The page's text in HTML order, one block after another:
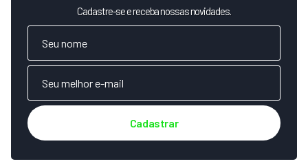
Cadastre-se e receba nossas novidades.
Cadastrar